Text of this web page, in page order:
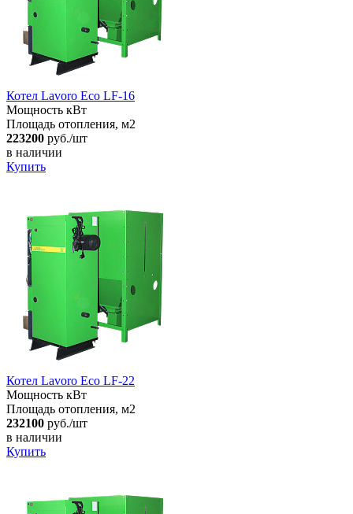
Котел Lavoro Eco LF-16
Мощность кВт
Площадь отопления, м2
223200 руб./шт
в наличии
Купить
Котел Lavoro Eco LF-22
Мощность кВт
Площадь отопления, м2
232100 руб./шт
в наличии
Купить